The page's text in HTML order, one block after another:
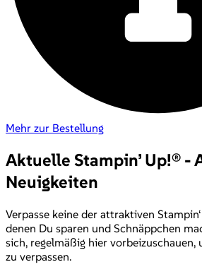
Mehr zur Bestellung
Aktuelle Stampin’ Up!® -
Neuigkeiten
Verpasse keine der attraktiven
denen Du sparen und Schnäppchen
sich, regelmäßig hier vorbeizuschauen,
zu verpassen.